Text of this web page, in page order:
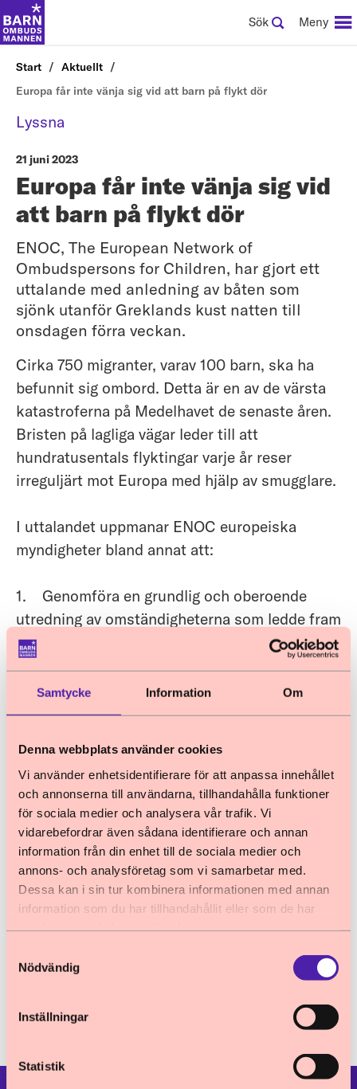
Samtycke Information Om
Denna webbplats använder cookies
Vi använder enhetsidentifierare för att anpassa innehållet
och annonserna till användarna, tillhandahålla funktioner
för sociala medier och analysera vår trafik. Vi
vidarebefordrar även sådana identifierare och annan
information från din enhet till de sociala medier och
annons- och analysföretag som vi samarbetar med.
Dessa kan i sin tur kombinera informationen med annan
information som du har tillhandahållit eller som de har
Nödvändig
Inställningar
Statistik
Sök Meny
Start
Aktuellt
Europa får inte vänja sig vid att barn på flykt dör
Lyssna
21 juni 2023
Europa får inte vänja sig vid
att barn på flykt dör
ENOC, The European Network of
Ombudspersons for Children, har gjort ett
uttalande med anledning av båten som
sjönk utanför Greklands kust natten till
onsdagen förra veckan.
Cirka 750 migranter, varav 100 barn, ska ha
befunnit sig ombord. Detta är en av de värsta
katastroferna på Medelhavet de senaste åren.
Bristen på lagliga vägar leder till att
hundratusentals flyktingar varje år reser
irreguljärt mot Europa med hjälp av smugglare.
I uttalandet uppmanar ENOC europeiska
myndigheter bland annat att:
1. Genomföra en grundlig och oberoende
utredning av omständigheterna som ledde fram
till tragedin. Utredningen måste genomföras
2. Skapa säkra flyktvägar för barn och deras
så att dessa livsfarliga resor inte sker.
Här kan du läsa ENOCs uttalande (på
engelska).
Här kan du läsa Barnombudsmannens
viktigaste ställningstaganden om barn i
migration.
Uppdaterad: 2023-06-21